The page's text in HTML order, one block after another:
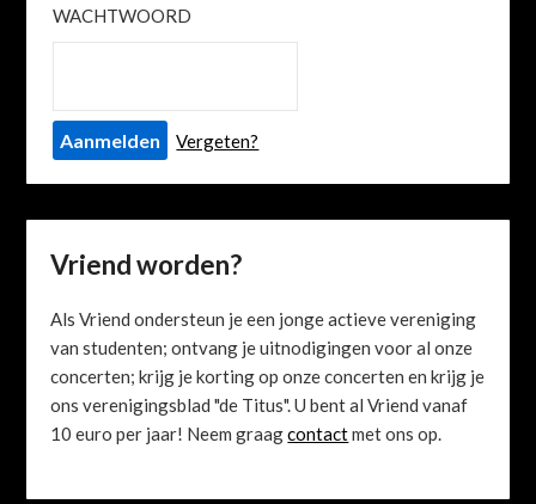
WACHTWOORD
Vergeten?
Vriend worden?
Als Vriend ondersteun je een jonge actieve vereniging
van studenten; ontvang je uitnodigingen voor al onze
concerten; krijg je korting op onze concerten en krijg je
ons verenigingsblad "de Titus". U bent al Vriend vanaf
10 euro per jaar! Neem graagcontactmet ons op.